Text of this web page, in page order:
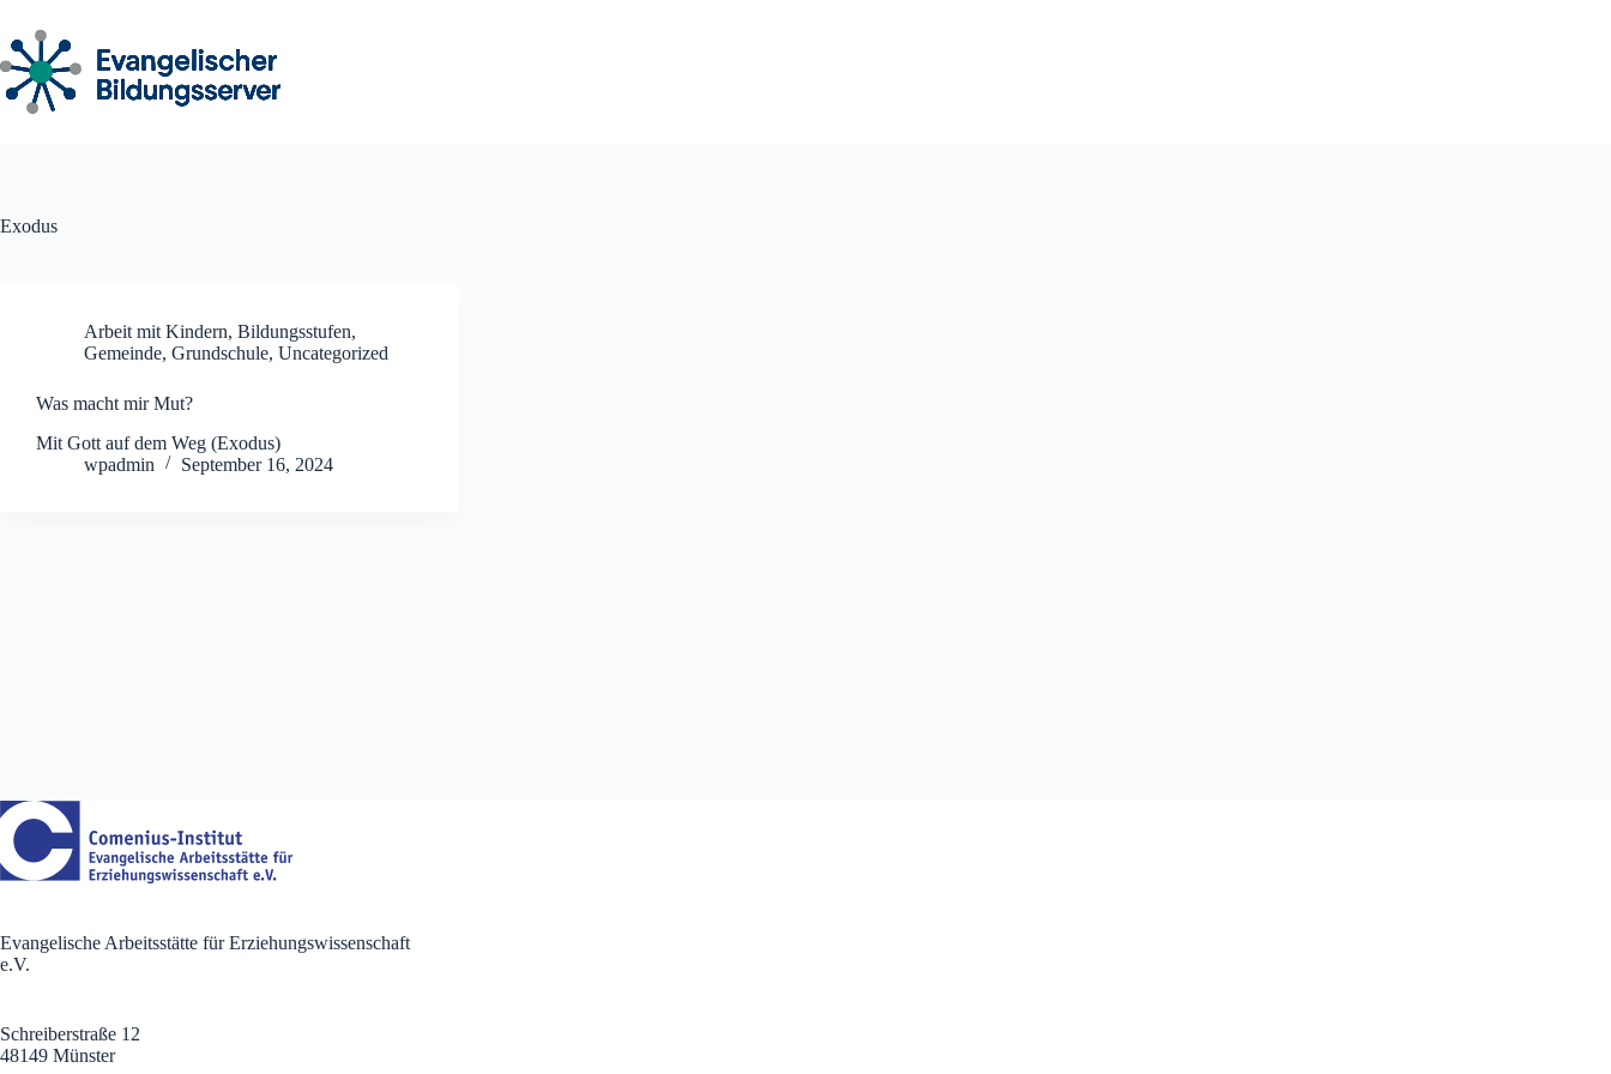
Inhalt
springen
Exodus
Arbeit mit Kindern, Bildungsstufen,
Gemeinde, Grundschule, Uncategorized
Was macht mir Mut?
Mit Gott auf dem Weg (Exodus)
wpadmin
September 16, 2024
Evangelische Arbeitsstätte für Erziehungswissenschaft
e.V.
Schreiberstraße 12
48149 Münster